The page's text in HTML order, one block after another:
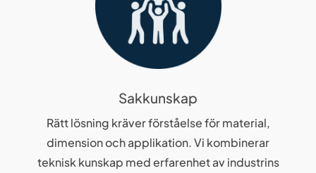
Sakkunskap
Rätt lösning kräver förståelse för material,
dimension och applikation. Vi kombinerar
teknisk kunskap med erfarenhet av industrins